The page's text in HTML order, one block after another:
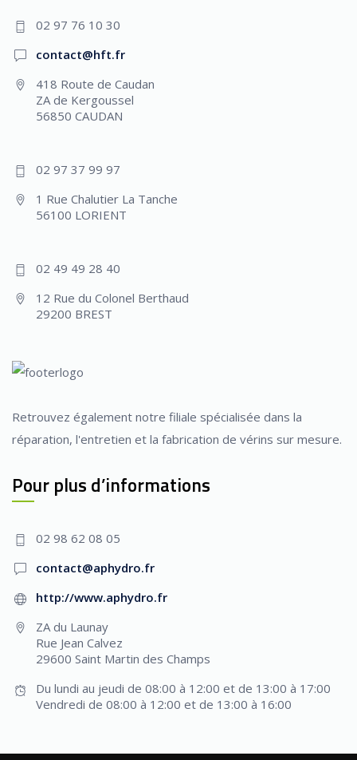
02 97 76 10 30
contact@hft.fr
418 Route de Caudan
ZA de Kergoussel
56850 CAUDAN
02 97 37 99 97
1 Rue Chalutier La Tanche
56100 LORIENT
02 49 49 28 40
12 Rue du Colonel Berthaud
29200 BREST
Retrouvez également notre filiale spécialisée dans la
réparation, l'entretien et la fabrication de vérins sur mesure.
Pour plus d’informations
02 98 62 08 05
contact@aphydro.fr
http://www.aphydro.fr
ZA du Launay
Rue Jean Calvez
29600 Saint Martin des Champs
Du lundi au jeudi de 08:00 à 12:00 et de 13:00 à 17:00
Vendredi de 08:00 à 12:00 et de 13:00 à 16:00